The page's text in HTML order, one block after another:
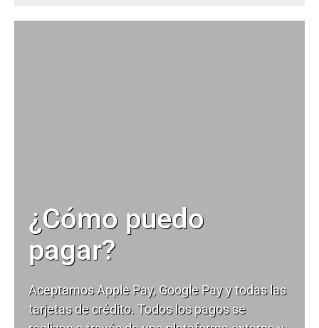
¿Cómo puedo
pagar?
Aceptamos Apple Pay, Google Pay y todas las
tarjetas de crédito. Todos los pagos se